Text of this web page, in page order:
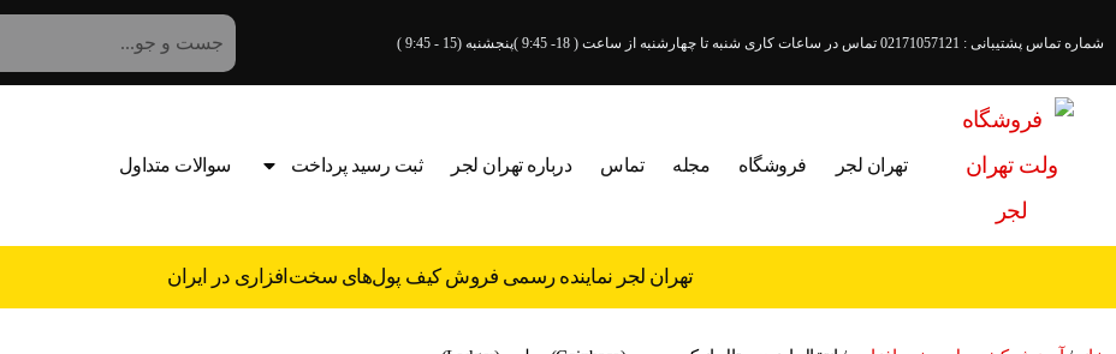
شماره تماس پشتیبانی : 02171057121 تماس در ساعات کاری شنبه تا چهارشنبه از ساعت ( 18- 9:45 )پنجشنبه (15 - 9:45 )
تهران لجر فروشگاه مجله تماس درباره تهران لجر ثبت رسید پرداخت سوالات متداول
تهران لجر نماینده رسمی فروش کیف پول‌های سخت‌افزاری در ایران